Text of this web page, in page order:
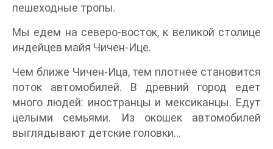
пешеходные тропы.
Мы едем на северо-восток, к великой столице
индейцев майя Чичен-Ице.
Чем ближе Чичен-Ица, тем плотнее становится
поток автомобилей. В древний город едет
много людей: иностранцы и мексиканцы. Едут
целыми семьями. Из окошек автомобилей
выглядывают детские головки…